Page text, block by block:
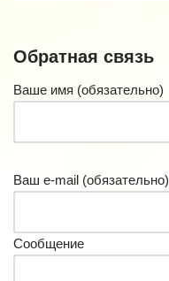
Обратная связь
Ваше имя (обязательно)
Ваш e-mail (обязательно)
Сообщение